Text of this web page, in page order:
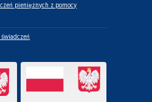
pieniężnych z pomocy